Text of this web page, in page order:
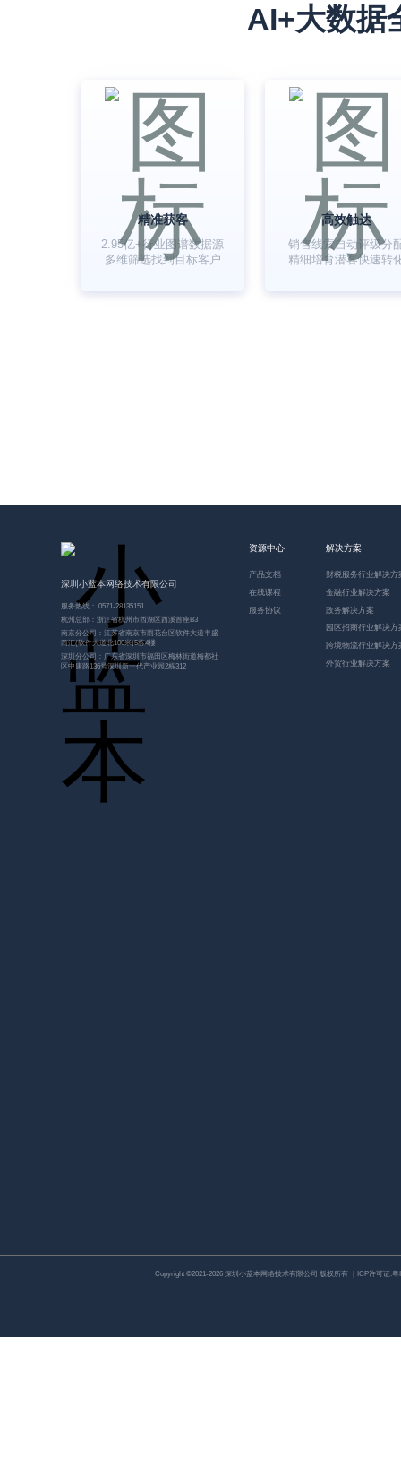
AI+大数据
精准获客
2.95亿+行业图谱数据源
多维筛选找到目标客户
高效触达
销售线索自动评级分
精细培育潜客快速转
深圳小蓝本网络技术有限公司
服务热线： 0571-28135151
杭州总部：浙江省杭州市西湖区西溪首座B3
南京分公司：江苏省南京市雨花台区软件大道丰盛
商汇(软件大道北100米)5栋4楼
深圳分公司：广东省深圳市福田区梅林街道梅都社
区中康路136号深圳新一代产业园2栋312
资源中心
产品文档
在线课程
服务协议
解决方案
财税服务行业解决方
金融行业解决方案
政务解决方案
园区招商行业解决方
跨境物流行业解决方
外贸行业解决方案
Copyright ©2021-2026 深圳小蓝本网络技术有限公司 版权所有 ｜ICP许可证:粤